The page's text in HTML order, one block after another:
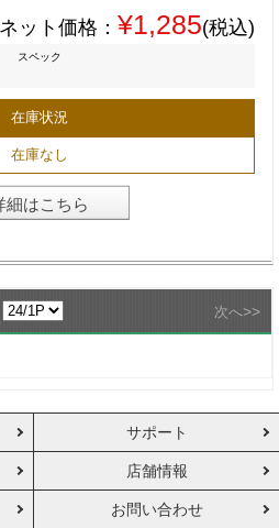
ネット価格： ¥1,285(税込)
スペック
在庫状況
在庫なし
細はこちら
次へ>>
サポート
店舗情報
お問い合わせ